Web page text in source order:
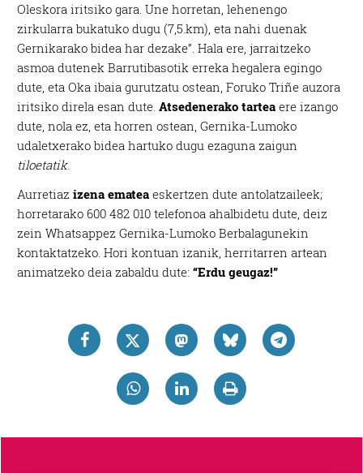
Oleskora iritsiko gara. Une horretan, lehenengo
zirkularra bukatuko dugu (7,5.km), eta nahi duenak
Gernikarako bidea har dezake”. Hala ere, jarraitzeko
asmoa dutenek Barrutibasotik erreka hegalera egingo
dute, eta Oka ibaia gurutzatu ostean, Foruko Triñe auzora
iritsiko direla esan dute.Atsedenerako tartea ere izango
dute, nola ez, eta horren ostean, Gernika-Lumoko
udaletxerako bidea hartuko dugu ezaguna zaigun
tiloetatik.
Aurretiazizena ematea eskertzen dute antolatzaileek;
horretarako 600 482 010 telefonoa ahalbidetu dute, deiz
zein Whatsappez Gernika-Lumoko Berbalagunekin
kontaktatzeko. Hori kontuan izanik, herritarren artean
animatzeko deia zabaldu dute: “Erdu geugaz!”